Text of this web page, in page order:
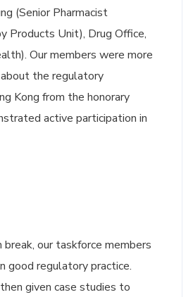
(Senior Pharmacist
Products Unit), Drug Office,
Our members were more
the regulatory
Kong from the honorary
active participation in
our taskforce members
good regulatory practice.
given case studies to